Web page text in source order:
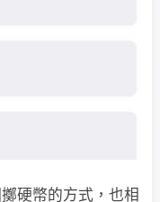
硬幣的方式，也相